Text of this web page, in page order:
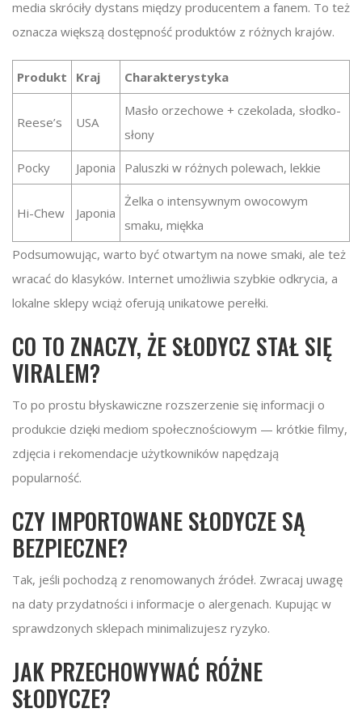
media skróciły dystans między producentem a fanem. To też
oznacza większą dostępność produktów z różnych krajów.
Produkt Kraj Charakterystyka
Reese’s USA
Masło orzechowe + czekolada, słodko-
słony
Pocky Japonia Paluszki w różnych polewach, lekkie
Hi-Chew Japonia
Żelka o intensywnym owocowym
smaku, miękka
Podsumowując, warto być otwartym na nowe smaki, ale też
wracać do klasyków. Internet umożliwia szybkie odkrycia, a
lokalne sklepy wciąż oferują unikatowe perełki.
CO TO ZNACZY, ŻE SŁODYCZ STAŁ SIĘ
VIRALEM?
To po prostu błyskawiczne rozszerzenie się informacji o
produkcie dzięki mediom społecznościowym — krótkie filmy,
zdjęcia i rekomendacje użytkowników napędzają
popularność.
CZY IMPORTOWANE SŁODYCZE SĄ
BEZPIECZNE?
Tak, jeśli pochodzą z renomowanych źródeł. Zwracaj uwagę
na daty przydatności i informacje o alergenach. Kupując w
sprawdzonych sklepach minimalizujesz ryzyko.
JAK PRZECHOWYWAĆ RÓŻNE
SŁODYCZE?